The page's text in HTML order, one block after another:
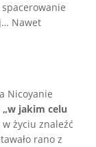
Nawet
Nicoyanie
„w jakim celu
w życiu znaleźć
rano z